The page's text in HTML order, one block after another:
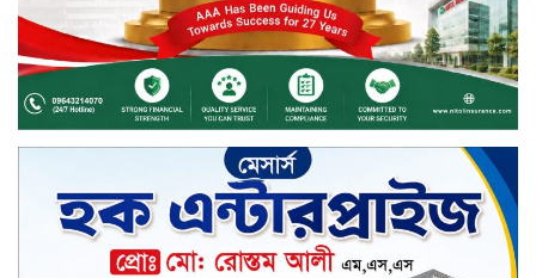
নিয়ে শাওমি উন্মোচন করল নতুন রেডমি
১৭
খালেদা জিয়ার গাড়ীতে হামলাকারী
রুবেলের গোত্রীয় সন্ত্রাসীদের গ্রেফতারের
দাবি
ক্যাশলেস বাংলাদেশ বিনির্মাণে
ইসলামী ব্যাংকের উদ্যোগে বাংলা
কিউআর নিয়ে বিশিষ্ট আলেমদের সঙ্গে
মতবিনিময় সভা অনুষ্ঠিত